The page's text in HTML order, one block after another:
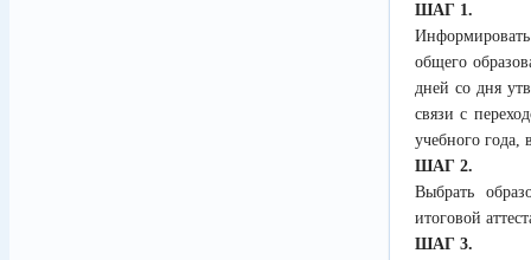
ШАГ 1.
общего
дней со дня
связи с
учебного года,
ШАГ 2.
Выбрать
итоговой
ШАГ 3.